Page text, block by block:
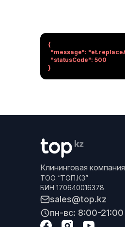
{
}
Клининговая компания
ТОО “ТОП.КЗ”
БИН 170640016378
sales@top.kz
пн-вс: 8:00-21:00